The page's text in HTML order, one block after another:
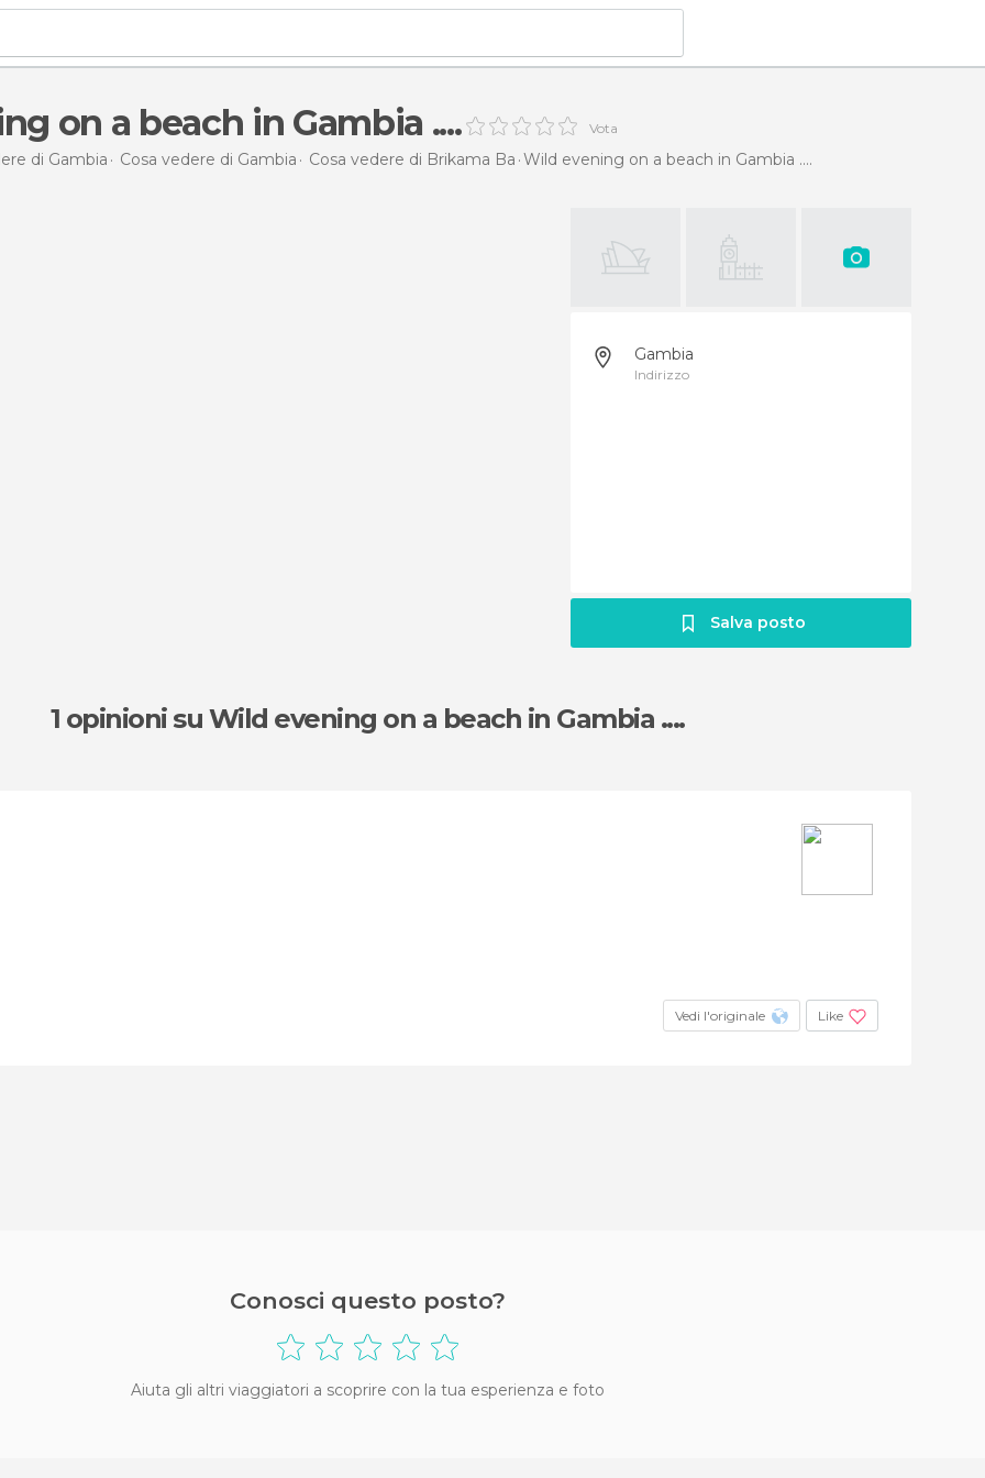
on a beach in Gambia .... Vota
di Gambia Cosa vedere di Gambia Cosa vedere di Brikama Ba Wild evening on a beach in Gambia ....
Gambia
Indirizzo
Salva posto
1 opinioni su Wild evening on a beach in Gambia ....
Vedi l'originale Like
Conosci questo posto?
Aiuta gli altri viaggiatori a scoprire con la tua esperienza e foto